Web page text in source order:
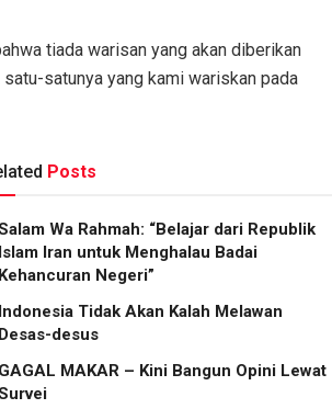
tiada warisan yang akan diberikan
satunya yang kami wariskan pada
Posts
Wa Rahmah: “Belajar dari Republik
Islam Iran untuk Menghalau Badai
Kehancuran Negeri”
Indonesia Tidak Akan Kalah Melawan
Desas-desus
GAGAL MAKAR – Kini Bangun Opini Lewat